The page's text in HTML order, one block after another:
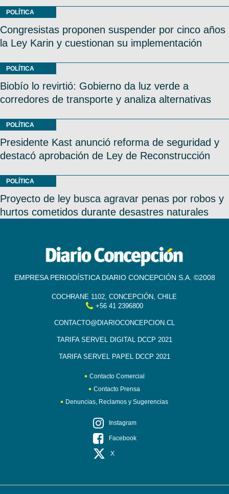
POLÍTICA
Congresistas proponen suspender por cinco años
la Ley Karin y cuestionan su implementación
POLÍTICA
Biobío lo revirtió: Gobierno da luz verde a
corredores de transporte y analiza alternativas
POLÍTICA
Presidente Kast anunció reforma de seguridad y
destacó aprobación de Ley de Reconstrucción
POLÍTICA
Proyecto de ley busca agravar penas por robos y
hurtos cometidos durante desastres naturales
EMPRESA PERIODÍSTICA DIARIO CONCEPCIÓN S.A. ©2008
COCHRANE 1102, CONCEPCIÓN, CHILE
+56 41 2396800
CONTACTO@DIARIOCONCEPCION.CL
TARIFA SERVEL DIGITAL DCCP 2021
TARIFA SERVEL PAPEL DCCP 2021
Contacto Comercial
Contacto Prensa
Denuncias, Reclamos y Sugerencias
Instagram
Facebook
X